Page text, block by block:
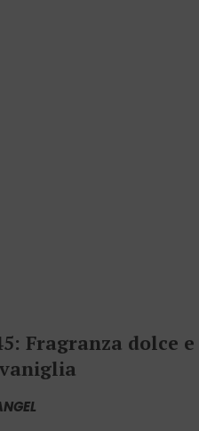
Fragranza dolce e